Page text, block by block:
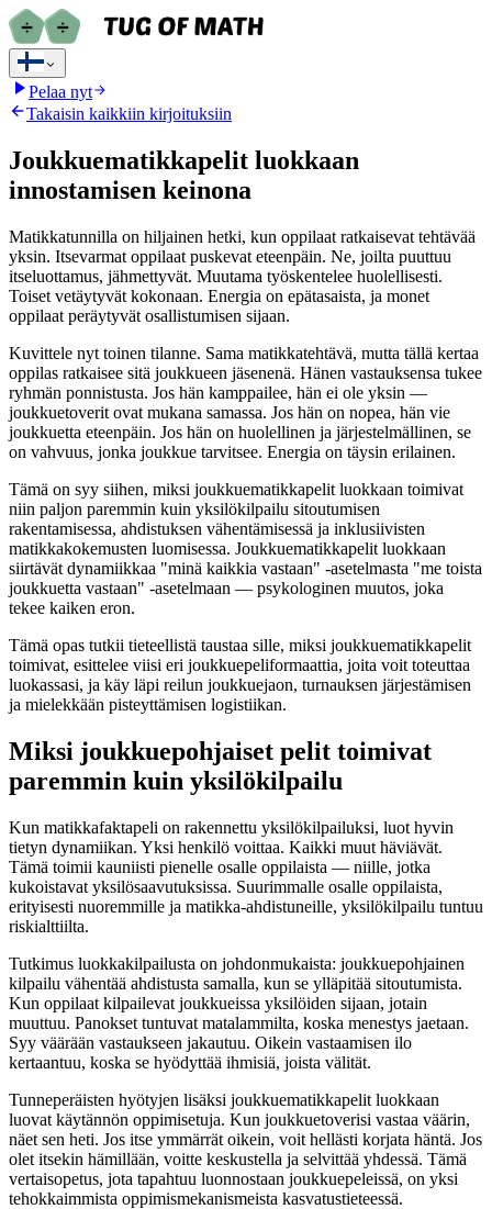
Pelaa nyt
Takaisin kaikkiin kirjoituksiin
Joukkuematikkapelit luokkaan
innostamisen keinona
Matikkatunnilla on hiljainen hetki, kun oppilaat ratkaisevat tehtävää
yksin. Itsevarmat oppilaat puskevat eteenpäin. Ne, joilta puuttuu
itseluottamus, jähmettyvät. Muutama työskentelee huolellisesti.
Toiset vetäytyvät kokonaan. Energia on epätasaista, ja monet
oppilaat peräytyvät osallistumisen sijaan.
Kuvittele nyt toinen tilanne. Sama matikkatehtävä, mutta tällä kertaa
oppilas ratkaisee sitä joukkueen jäsenenä. Hänen vastauksensa tukee
ryhmän ponnistusta. Jos hän kamppailee, hän ei ole yksin —
joukkuetoverit ovat mukana samassa. Jos hän on nopea, hän vie
joukkuetta eteenpäin. Jos hän on huolellinen ja järjestelmällinen, se
on vahvuus, jonka joukkue tarvitsee. Energia on täysin erilainen.
Tämä on syy siihen, miksi joukkuematikkapelit luokkaan toimivat
niin paljon paremmin kuin yksilökilpailu sitoutumisen
rakentamisessa, ahdistuksen vähentämisessä ja inklusiivisten
matikkakokemusten luomisessa. Joukkuematikkapelit luokkaan
siirtävät dynamiikkaa "minä kaikkia vastaan" -asetelmasta "me toista
joukkuetta vastaan" -asetelmaan — psykologinen muutos, joka
tekee kaiken eron.
Tämä opas tutkii tieteellistä taustaa sille, miksi joukkuematikkapelit
toimivat, esittelee viisi eri joukkuepeliformaattia, joita voit toteuttaa
luokassasi, ja käy läpi reilun joukkuejaon, turnauksen järjestämisen
ja mielekkään pisteyttämisen logistiikan.
Miksi joukkuepohjaiset pelit toimivat
paremmin kuin yksilökilpailu
Kun matikkafaktapeli on rakennettu yksilökilpailuksi, luot hyvin
tietyn dynamiikan. Yksi henkilö voittaa. Kaikki muut häviävät.
Tämä toimii kauniisti pienelle osalle oppilaista — niille, jotka
kukoistavat yksilösaavutuksissa. Suurimmalle osalle oppilaista,
erityisesti nuoremmille ja matikka-ahdistuneille, yksilökilpailu tuntuu
riskialttiilta.
Tutkimus luokkakilpailusta on johdonmukaista: joukkuepohjainen
kilpailu vähentää ahdistusta samalla, kun se ylläpitää sitoutumista.
Kun oppilaat kilpailevat joukkueissa yksilöiden sijaan, jotain
muuttuu. Panokset tuntuvat matalammilta, koska menestys jaetaan.
Syy väärään vastaukseen jakautuu. Oikein vastaamisen ilo
kertaantuu, koska se hyödyttää ihmisiä, joista välität.
Tunneperäisten hyötyjen lisäksi joukkuematikkapelit luokkaan
luovat käytännön oppimisetuja. Kun joukkuetoverisi vastaa väärin,
näet sen heti. Jos itse ymmärrät oikein, voit hellästi korjata häntä. Jos
olet itsekin hämillään, voitte keskustella ja selvittää yhdessä. Tämä
vertaisopetus, jota tapahtuu luonnostaan joukkuepeleissä, on yksi
tehokkaimmista oppimismekanismeista kasvatustieteessä.